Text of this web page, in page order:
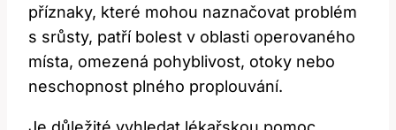
příznaky, které mohou naznačovat problém
s srůsty, patří bolest v oblasti operovaného
místa, omezená pohyblivost, otoky nebo
neschopnost plného proplouvání.